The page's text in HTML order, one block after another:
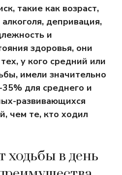
такие как возраст,
депривация,
и
здоровья, они
у кого средний или
имели значительно
для среднего и
развивающихся
чем те, кто ходил
ходьбы в день